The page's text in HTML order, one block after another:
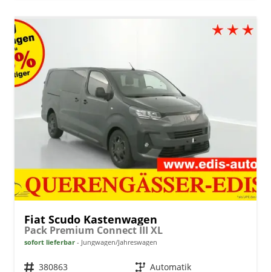
Fiat Scudo Kastenwagen
Pack Premium Connect III XL
sofort lieferbar Jungwagen/Jahreswagen
Fahrzeugnr. 380863 Getriebe Automatik